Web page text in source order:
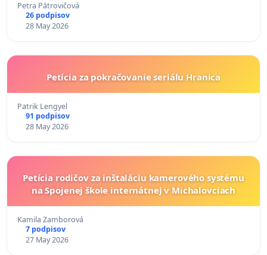
Petra Pátrovičová
26 podpisov
28 May 2026
Petícia za pokračovanie seriálu Hranica
Patrik Lengyel
91 podpisov
28 May 2026
Petícia rodičov za inštaláciu kamerového systému
na Spojenej škole internátnej v Michalovciach
Kamila Zamborová
7 podpisov
27 May 2026